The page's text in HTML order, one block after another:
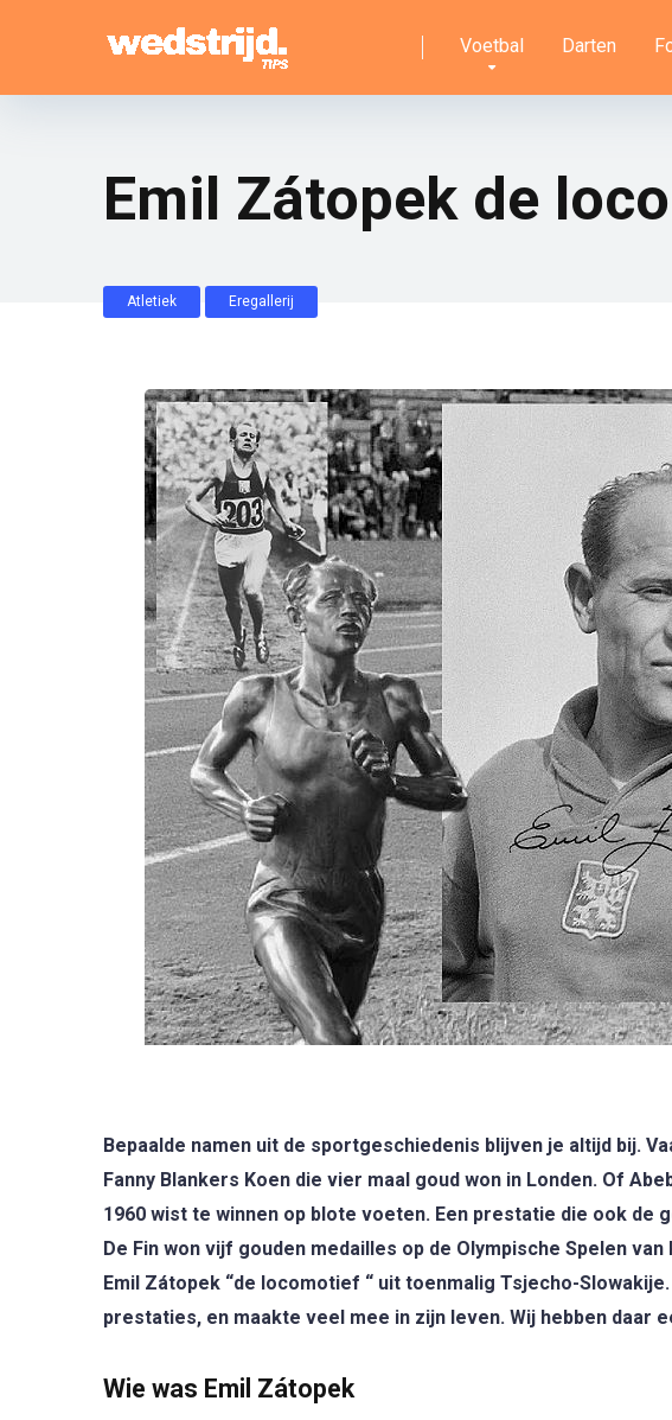
Voetbal Darten
Emil Zátopek de
Atletiek Eregallerij
Bepaalde namen uit de sportgeschiedenis blijven je altijd bij.
Fanny Blankers Koen die vier maal goud won in Londen. Of
1960 wist te winnen op blote voeten. Een prestatie die ook de
De Fin won vijf gouden medailles op de Olympische Spelen
Emil Zátopek “de locomotief “ uit toenmalig Tsjecho-
prestaties, en maakte veel mee in zijn leven. Wij hebben daar
Wie was Emil Zátopek